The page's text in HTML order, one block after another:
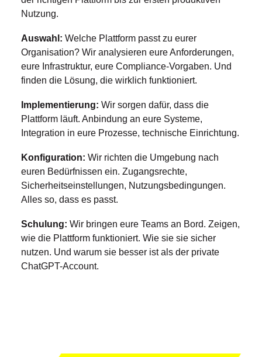
Nutzung.
Auswahl: Welche Plattform passt zu eurer
Organisation? Wir analysieren eure Anforderungen,
eure Infrastruktur, eure Compliance-Vorgaben. Und
finden die Lösung, die wirklich funktioniert.
Implementierung: Wir sorgen dafür, dass die
Plattform läuft. Anbindung an eure Systeme,
Integration in eure Prozesse, technische Einrichtung.
Konfiguration: Wir richten die Umgebung nach
euren Bedürfnissen ein. Zugangsrechte,
Sicherheitseinstellungen, Nutzungsbedingungen.
Alles so, dass es passt.
Schulung: Wir bringen eure Teams an Bord. Zeigen,
wie die Plattform funktioniert. Wie sie sie sicher
nutzen. Und warum sie besser ist als der private
ChatGPT-Account.